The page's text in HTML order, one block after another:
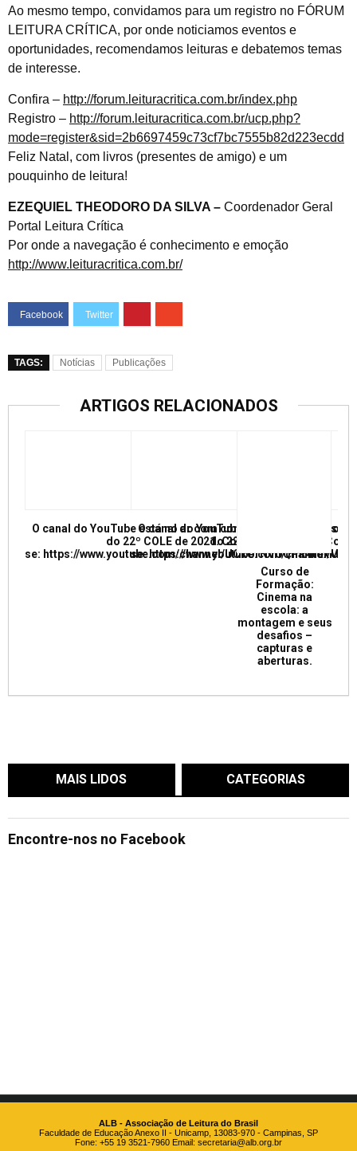
Ao mesmo tempo, convidamos para um registro no FÓRUM
LEITURA CRÍTICA, por onde noticiamos eventos e
oportunidades, recomendamos leituras e debatemos temas
de interesse.
Confira – http://forum.leituracritica.com.br/index.php
Registro – http://forum.leituracritica.com.br/ucp.php?
mode=register&sid=2b6697459c73cf7bc7555b82d223ecdd
Feliz Natal, com livros (presentes de amigo) e um
pouquinho de leitura!
EZEQUIEL THEODORO DA SILVA – Coordenador Geral
Portal Leitura Crítica
Por onde a navegação é conhecimento e emoção
http://www.leituracritica.com.br/
TAGS: Notícias Publicações
ARTIGOS RELACIONADOS
O canal do YouTube está no ar com conferências e mesas
do 22º COLE de 2021. Confira e inscreva
se: https://www.youtube.com/channel/
O canal do YouTube está no ar com
do 22º COLE de 2021.
se: https://www.youtube.com/channel/
Curso de
Formação:
Cinema na
escola: a
montagem e seus
desafios –
capturas e
aberturas.
MAIS LIDOS CATEGORIAS
Encontre-nos no Facebook
ALB - Associação de Leitura do Brasil
Faculdade de Educação Anexo II - Unicamp, 13083-970 - Campinas, SP
Fone: +55 19 3521-7960 Email: secretaria@alb.org.br